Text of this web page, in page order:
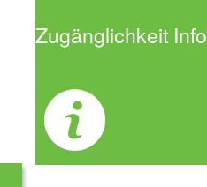
Zugänglichkeit Info